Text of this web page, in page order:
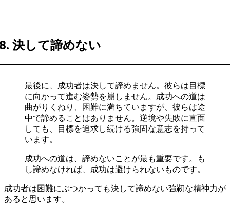
決して諦めない
最後に、成功者は決して諦めません。彼らは目標
に向かって進む姿勢を崩しません。成功への道は
曲がりくねり、困難に満ちていますが、彼らは途
中で諦めることはありません。逆境や失敗に直面
しても、目標を追求し続ける強固な意志を持って
います。
成功への道は、諦めないことが最も重要です。も
し諦めなければ、成功は避けられないものです。
成功者は困難にぶつかっても決して諦めない強靭な精神力が
あると思います。